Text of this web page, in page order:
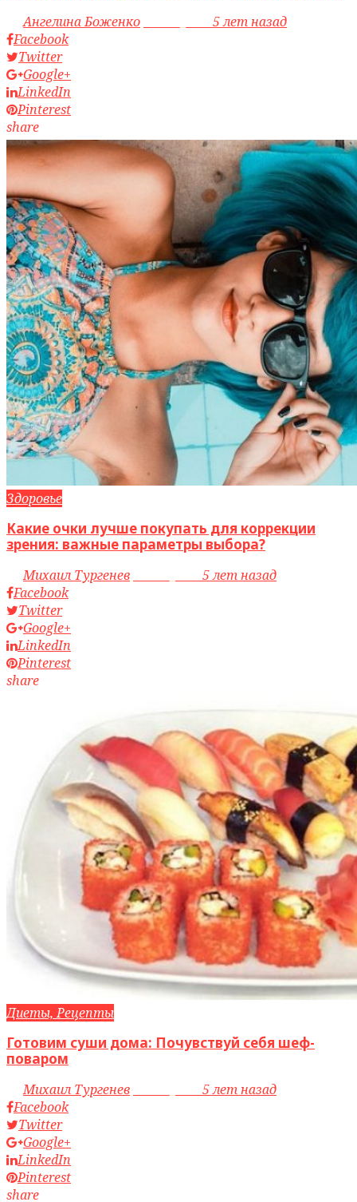
byАнгелина Боженко
5 лет назад
Facebook
Twitter
Google+
LinkedIn
Pinterest
share
Здоровье
Какие очки лучше покупать для коррекции
зрения: важные параметры выбора?
byМихаил Тургенев
5 лет назад
Facebook
Twitter
Google+
LinkedIn
Pinterest
share
Диеты, Рецепты
Готовим суши дома: Почувствуй себя шеф-
поваром
byМихаил Тургенев
5 лет назад
Facebook
Twitter
Google+
LinkedIn
Pinterest
share